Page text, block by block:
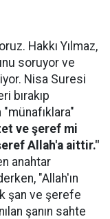
Hakkı Yılmaz,
soruyor ve
Nisa Suresi
bırakıp
ve şeref mi
Allah'a aittir."
anahtar
"Allah'ın
şan ve şerefe
şanın sahte